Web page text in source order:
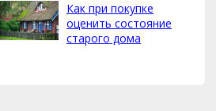
Как при покупке
оценить состояние
старого дома